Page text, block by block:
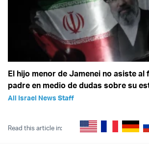
El hijo menor de Jamenei no asiste al
padre en medio de dudas sobre su
All Israel News Staff
Read this article in: